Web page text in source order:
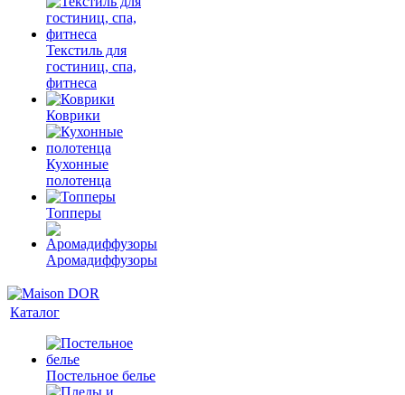
Текстиль для
гостиниц, спа,
фитнеса
Коврики
Кухонные
полотенца
Топперы
Аромадиффузоры
Каталог
Постельное белье